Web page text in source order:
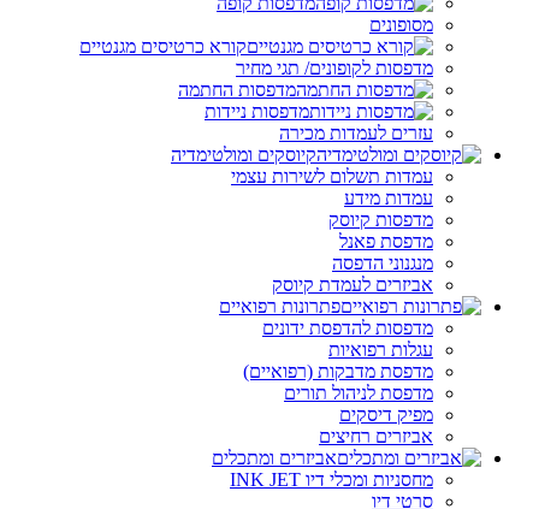
מסופונים
קורא כרטיסים מגנטיים
מדפסות לקופונים/ תגי מחיר
מדפסות החתמה
מדפסות ניידות
עזרים לעמדות מכירה
קיוסקים ומולטימדיה
עמדות תשלום לשירות עצמי
עמדות מידע
מדפסות קיוסק
מדפסת פאנל
מנגנוני הדפסה
אביזרים לעמדת קיוסק
פתרונות רפואיים
מדפסות להדפסת ידונים
עגלות רפואיות
מדפסת מדבקות (רפואיים)
מדפסת לניהול תורים
מפיק דיסקים
אביזרים רחיצים
אביזרים ומתכלים
מחסניות ומכלי דיו INK JET
סרטי דיו